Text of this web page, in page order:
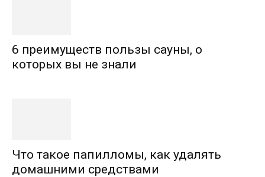
6 преимуществ пользы сауны, о
которых вы не знали
Что такое папилломы, как удалять
домашними средствами